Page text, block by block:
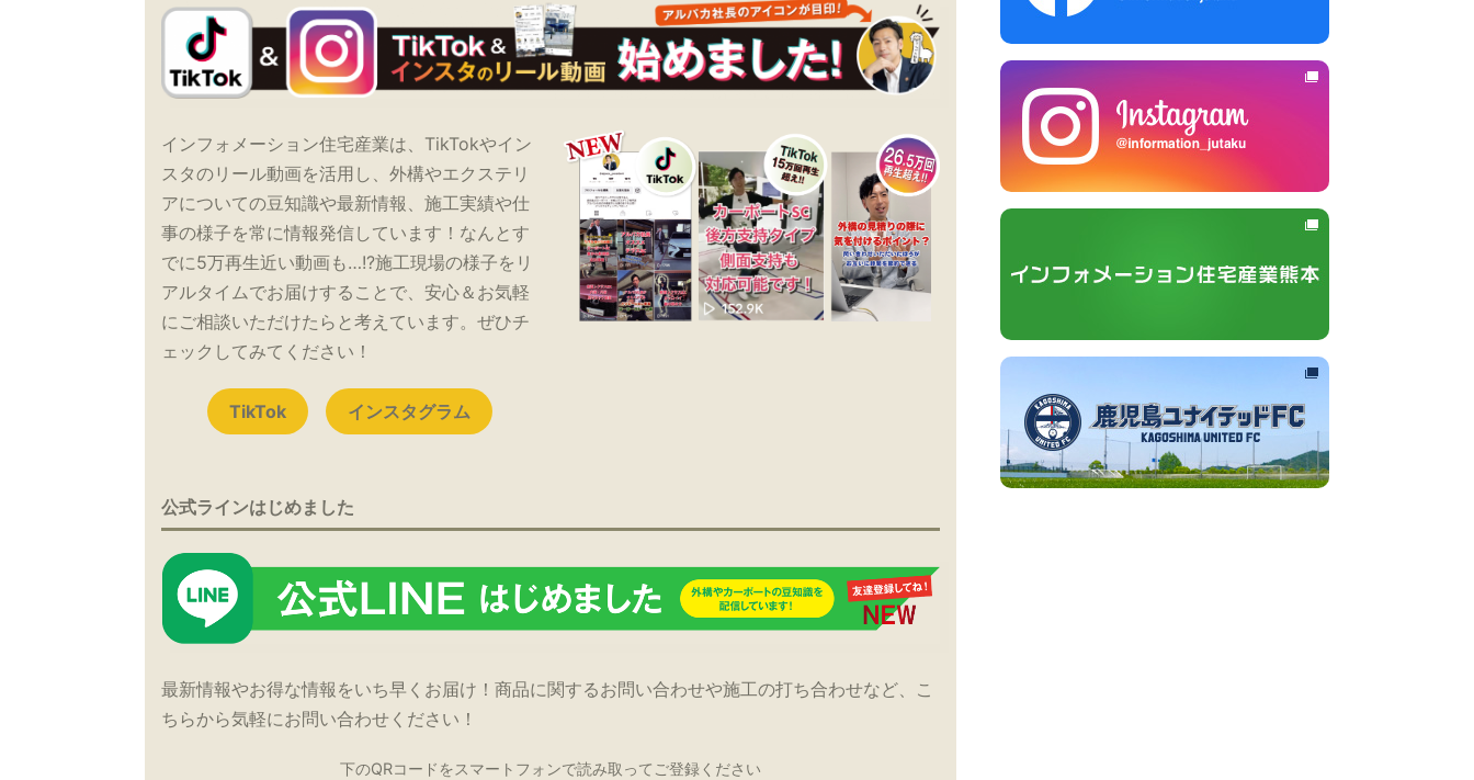
インフォメーション住宅産業は、TikTokやイン
スタのリール動画を活用し、外構やエクステリ
アについての豆知識や最新情報、施工実績や仕
事の様子を常に情報発信しています！なんとす
でに5万再生近い動画も…!?施工現場の様子をリ
アルタイムでお届けすることで、安心＆お気軽
にご相談いただけたらと考えています。ぜひチ
ェックしてみてください！
TikTok インスタグラム
公式ラインはじめました
最新情報やお得な情報をいち早くお届け！商品に関するお問い合わせや施工の打ち合わせなど、こ
ちらから気軽にお問い合わせください！
下のQRコードをスマートフォンで読み取ってご登録ください